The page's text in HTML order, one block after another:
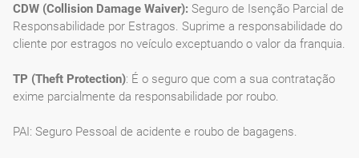
CDW (Collision Damage Waiver): Seguro de Isenção Parcial de
Responsabilidade por Estragos. Suprime a responsabilidade do
cliente por estragos no veículo exceptuando o valor da franquia.
TP (Theft Protection): É o seguro que com a sua contratação
exime parcialmente da responsabilidade por roubo.
PAI: Seguro Pessoal de acidente e roubo de bagagens.